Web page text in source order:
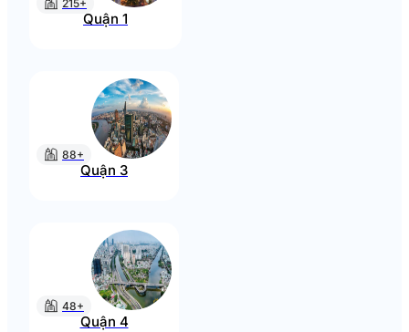
215+
Quận 1
88+
Quận 3
48+
Quận 4